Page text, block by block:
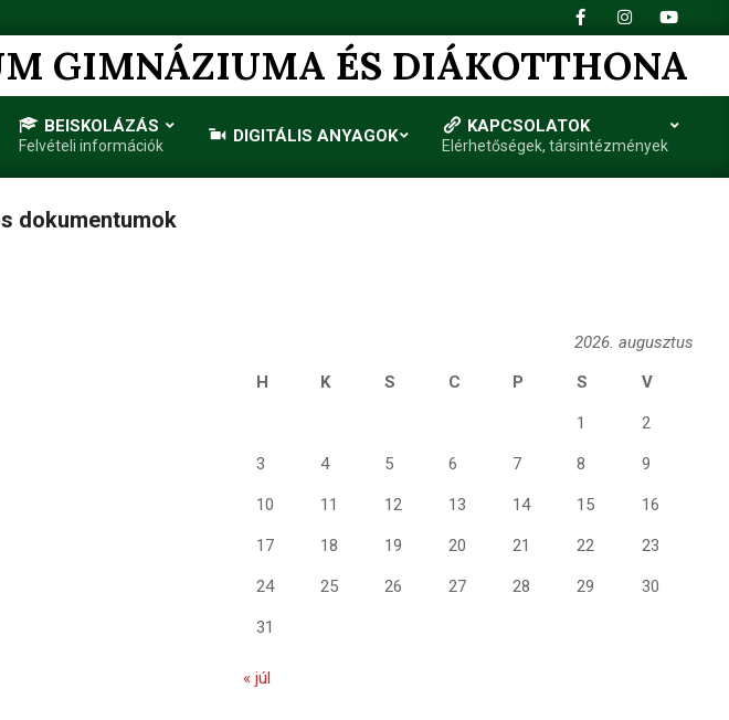
GIMNÁZIUMA ÉS DIÁKOTTHONA
BEISKOLÁZÁS
Felvételi információk DIGITÁLIS ANYAGOK KAPCSOLATOK
Elérhetőségek, társintézmények
dokumentumok
2026. augusztus
H
K S C P S V
1 2
3 4 5 6 7 8 9
10 11 12 13 14 15 16
17 18 19 20 21 22 23
24 25 26 27 28 29 30
31
« júl